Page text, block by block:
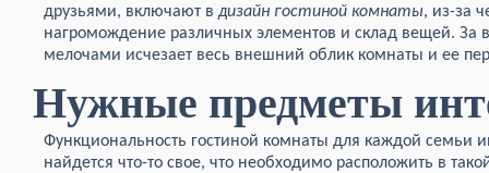
друзьями, включают в дизайн гостиной комнаты, из-за
нагромождение различных элементов и склад вещей. За
мелочами исчезает весь внешний облик комнаты и ее
Нужные предметы
Функциональность гостиной комнаты для каждой семьи
найдется что-то свое, что необходимо расположить в